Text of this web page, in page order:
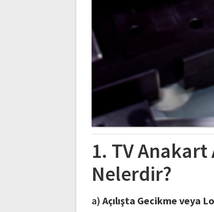
1. TV Anakart
Nelerdir?
a)Açılışta Gecikme veya